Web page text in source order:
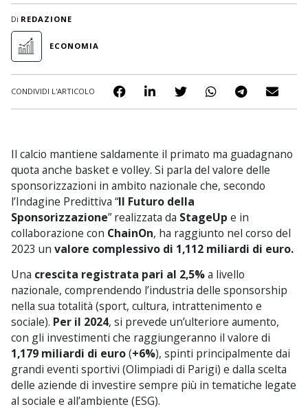
Di REDAZIONE
ECONOMIA
CONDIVIDI L'ARTICOLO
Il calcio mantiene saldamente il primato ma guadagnano
quota anche basket e volley. Si parla del valore delle
sponsorizzazioni in ambito nazionale che, secondo
l’Indagine Predittiva “Il Futuro della
Sponsorizzazione” realizzata da StageUp e in
collaborazione con ChainOn, ha raggiunto nel corso del
2023 un valore complessivo di 1,112 miliardi di euro.
Una crescita registrata pari al 2,5%a livello
nazionale, comprendendo l’industria delle sponsorship
nella sua totalità (sport, cultura, intrattenimento e
sociale). Per il 2024, si prevede un’ulteriore aumento,
con gli investimenti che raggiungeranno il valore di
1,179 miliardi di euro(+6%), spinti principalmente dai
grandi eventi sportivi (Olimpiadi di Parigi) e dalla scelta
delle aziende di investire sempre più in tematiche legate
al sociale e all’ambiente (ESG).